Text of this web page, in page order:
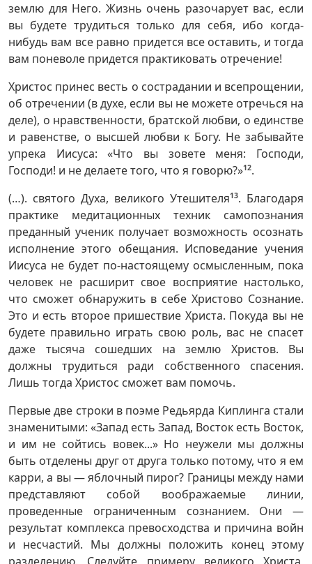
землю для Него. Жизнь очень разочарует вас, если
вы будете трудиться только для себя, ибо когда-
нибудь вам все равно придется все оставить, и тогда
вам поневоле придется практиковать отречение!
Христос принес весть о сострадании и всепрощении,
об отречении (в духе, если вы не можете отречься на
деле), о нравственности, братской любви, о единстве
и равенстве, о высшей любви к Богу. Не забывайте
упрека Иисуса: «Что вы зовете меня: Господи,
Господи! и не делаете того, что я говорю?»12.
(…). святого Духа, великого Утешителя13. Благодаря
практике медитационных техник самопознания
преданный ученик получает возможность осознать
исполнение этого обещания. Исповедание учения
Иисуса не будет по-настоящему осмысленным, пока
человек не расширит свое восприятие настолько,
что сможет обнаружить в себе Христово Сознание.
Это и есть второе пришествие Христа. Покуда вы не
будете правильно играть свою роль, вас не спасет
даже тысяча сошедших на землю Христов. Вы
должны трудиться ради собственного спасения.
Лишь тогда Христос сможет вам помочь.
Первые две строки в поэме Редьярда Киплинга стали
знаменитыми: «Запад есть Запад, Восток есть Восток,
и им не сойтись вовек...» Но неужели мы должны
быть отделены друг от друга только потому, что я ем
карри, а вы — яблочный пирог? Границы между нами
представляют собой воображаемые линии,
проведенные ограниченным сознанием. Они —
результат комплекса превосходства и причина войн
и несчастий. Мы должны положить конец этому